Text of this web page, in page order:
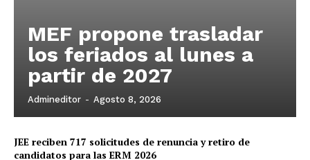
MEF propone trasladar
los feriados al lunes a
partir de 2027
Admineditor - Agosto 8, 2026
JEE reciben 717 solicitudes de renuncia y retiro de
candidatos para las ERM 2026